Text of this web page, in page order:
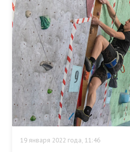
19 января 2022 года, 11:46